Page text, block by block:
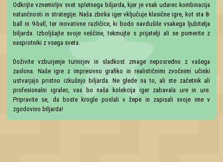
Odkrijte vznemirljiv svet spletnega biljarda, kjer je vsak udarec kombinacija
natančnosti in strategije. Naša zbirka iger vključuje klasične igre, kot sta 8-
ball in 9-ball, ter inovativne različice, ki bodo navdušile vsakega ljubitelja
biljarda. Izboljšajte svoje veščine, tekmujte s prijatelji ali se pomerite z
nasprotniki z vsega sveta.
Doživite vzburjenje turnirjev in sladkost zmage neposredno z vašega
zaslona. Naše igre z impresivno grafiko in realističnimi zvočnimi učinki
ustvarjajo pristno izkušnjo biljarda. Ne glede na to, ali ste začetnik ali
profesionalni igralec, vas bo naša kolekcija iger zabavala ure in ure.
Pripravite se, da boste krogle poslali v žepe in zapisali svoje ime v
zgodovino biljarda!